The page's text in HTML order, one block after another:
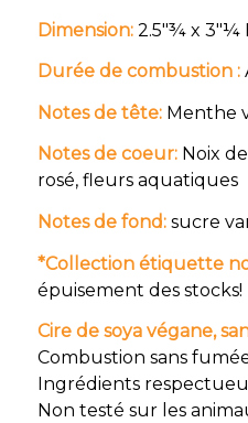
Dimension:2.5″¾ x 3″¼
Durée de combustion :
Notes de tête:Menthe
Notes de coeur:Noix
rosé, fleurs aquatiques
Notes de fond:sucre
*Collection étiquette
épuisement des stocks!
Cire de soya végane,
Combustion sans
Ingrédients
Non testé sur les